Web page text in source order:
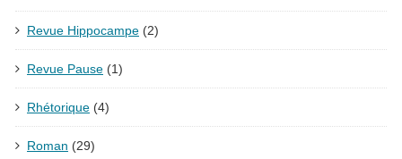
Revue Hippocampe (2)
Revue Pause (1)
Rhétorique (4)
Roman (29)